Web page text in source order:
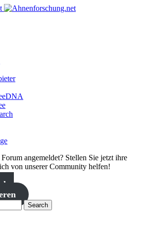
angemeldet? Stellen Sie jetzt ihre
von unserer Community helfen!
Search